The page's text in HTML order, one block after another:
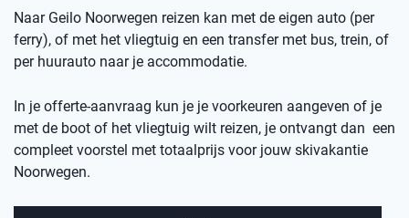
Naar Geilo Noorwegen reizen kan met de eigen auto (per
ferry), of met het vliegtuig en een transfer met bus, trein, of
per huurauto naar je accommodatie.
In je offerte-aanvraag kun je je voorkeuren aangeven of je
met de boot of het vliegtuig wilt reizen, je ontvangt dan een
compleet voorstel met totaalprijs voor jouw skivakantie
Noorwegen.